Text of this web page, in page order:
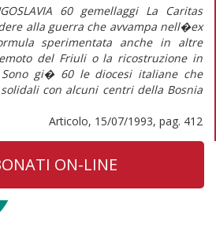
60 gemellaggi La Caritas
alla guerra che avvampa nell�ex
sperimentata anche in altre
del Friuli o la ricostruzione in
gi� 60 le diocesi italiane che
con alcuni centri della Bosnia
Articolo, 15/07/1993, pag. 412
ON-LINE